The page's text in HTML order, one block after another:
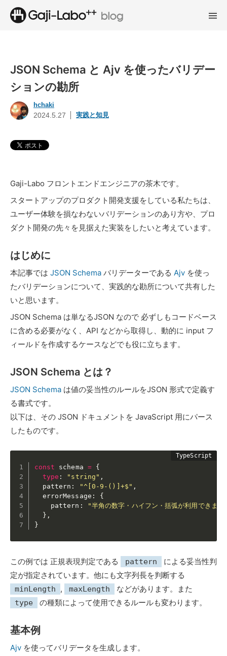
JSON Schema と Ajv を使ったバリデー
ションの勘所
hchaki
2024.5.27 実践と知見
Gaji-Labo フロントエンドエンジニアの茶木です。
スタートアップのプロダクト開発支援をしている私たちは、
ユーザー体験を損なわないバリデーションのあり方や、プロ
ダクト開発の先々を見据えた実装をしたいと考えています。
はじめに
本記事では JSON Schema バリデーターである Ajv を使っ
たバリデーションについて、実践的な勘所について共有した
いと思います。
JSON Schema は単なるJSON なので 必ずしもコードベース
に含める必要がなく、API などから取得し、動的に input フ
ィールドを作成するケースなどでも役に立ちます。
JSON Schema とは？
JSON Schema は値の妥当性のルールをJSON 形式で定義す
る書式です。
以下は、その JSON ドキュメントを JavaScript 用にパース
したものです。
const schema =
{
type : "string" ,
  pattern
: "^[0-9-()]+$" ,
  errorMessage
:
{
    pattern
:
"半角の数字・ハイフン・括弧が利用できま
} ,
}
この例では 正規表現判定である pattern
による妥当性判
定が指定されています。他にも文字列長を判断する
minLength , maxLength などがあります。また
type の種類によって使用できるルールも変わります。
基本例
Ajv を使ってバリデータを生成します。